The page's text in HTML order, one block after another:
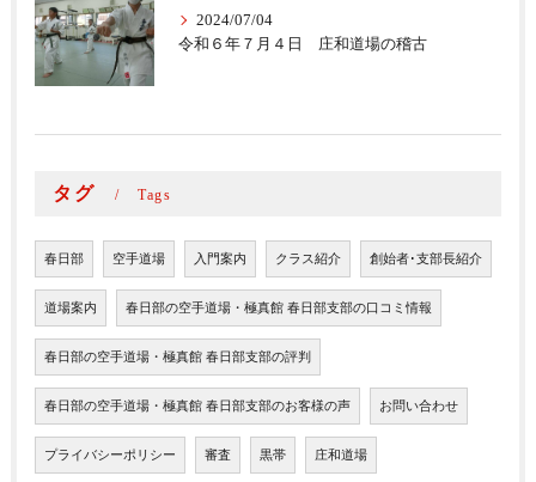
2024/07/04
令和６年７月４日 庄和道場の稽古
タグ Tags
春日部 空手道場 入門案内 クラス紹介 創始者･支部長紹介
道場案内 春日部の空手道場・極真館 春日部支部の口コミ情報
春日部の空手道場・極真館 春日部支部の評判
春日部の空手道場・極真館 春日部支部のお客様の声 お問い合わせ
プライバシーポリシー 審査 黒帯 庄和道場